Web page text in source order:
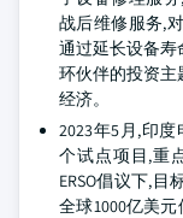
战后维修服务,
通过延长设备寿
环伙伴的投资主
经济。
2023年5月,印
个试点项目,重
ERSO倡议下,
全球1000亿美